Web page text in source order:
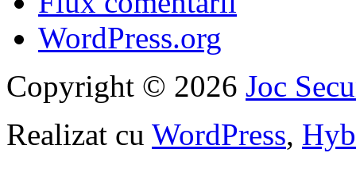
WordPress.org
Copyright © 2026 Joc
Realizat cu WordPress,